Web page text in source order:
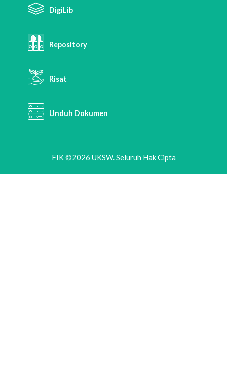
DigiLib
Repository
Risat
Unduh Dokumen
FIK ©2026 UKSW. Seluruh Hak Cipta